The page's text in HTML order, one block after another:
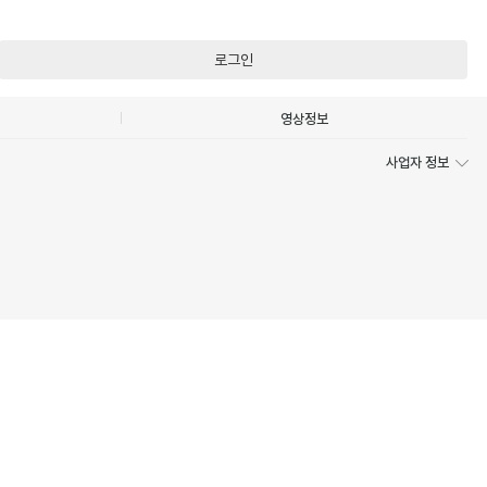
로그인
영상정보
사업자 정보